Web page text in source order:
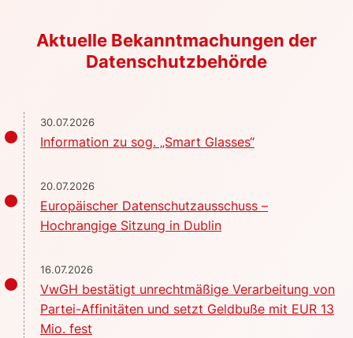
Aktuelle Bekanntmachungen der
Datenschutzbehörde
30.07.2026
Information zu sog. „Smart Glasses“
20.07.2026
Europäischer Datenschutzausschuss –
Hochrangige Sitzung in Dublin
16.07.2026
VwGH bestätigt unrechtmäßige Verarbeitung von
Partei-Affinitäten und setzt Geldbuße mit EUR 13
Mio. fest